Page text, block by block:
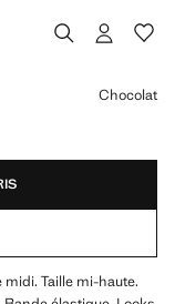
Chocolat
midi. Taille mi-haute.